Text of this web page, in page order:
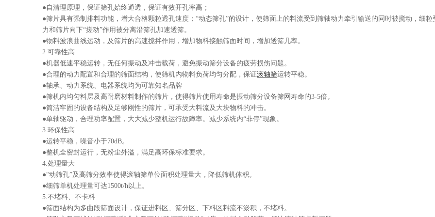
●自清理原理，保证筛孔始终通透，保证有效开孔率高；
●筛片具有强制排料功能，增大合格颗粒透孔速度；“动态筛孔”的设计，使筛面上的料流受到筛轴动力牵引输送的同时被搅动，细粒
力和筛片向下“搓动”作用被分离沿筛孔加速透筛。
●物料波浪曲线运动，及筛片的高速搅拌作用，增加物料接触筛面时间，增加透筛几率。
2.可靠性高
●机器低速平稳运转，无任何振动及冲击载荷，避免振动筛分设备的疲劳损伤问题。
●合理的动力配置和合理的筛面结构，使筛机内物料负荷均匀分配，保证滚轴筛运转平稳。
●轴承、动力系统、电器系统均为可靠知名品牌
●筛机内均匀料层及高耐磨材料制作的筛片，使得筛片使用寿命是振动筛分设备筛网寿命的3-5倍。
●简洁牢固的设备结构及足够刚性的筛片，可承受大料流及大块物料的冲击。
●单轴驱动，合理功率配置，大大减少整机运行故障率。减少系统内“非停”现象。
3.环保性高
●运转平稳，噪音小于70dB。
●整机全密封运行，无粉尘外溢，满足高环保标准要求。
4.处理量大
●“动筛孔”及高筛分效率使得滚轴筛单位面积处理量大，降低筛机体积。
●细筛单机处理量可达1500t/h以上。
5.不堵料、不卡料
●筛面结构为多曲段筛面设计，保证进料区、筛分区、下料区料流不淤积，不堵料。